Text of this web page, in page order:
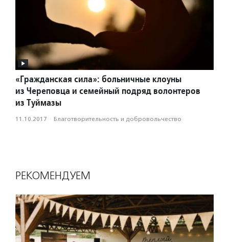
«Гражданская сила»: больничные клоуны
из Череповца и семейный подряд волонтеров
из Туймазы
11.10.2017 · Благотвори­тель­ность и доброволь­чест­во
РЕКОМЕНДУЕМ